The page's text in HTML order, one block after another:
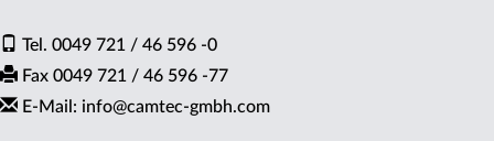
Tel. 0049 721 / 46 596 -0
Fax 0049 721 / 46 596 -77
E-Mail: info@camtec-gmbh.com